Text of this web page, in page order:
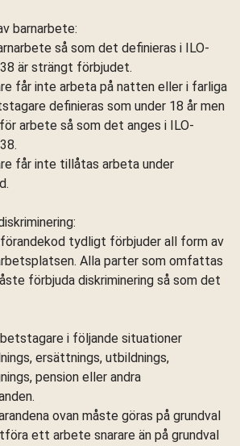
barnarbete:
så som det definieras i ILO-
är strängt förbjudet.
får inte arbeta på natten eller i farliga
definieras som under 18 år men
arbete så som det anges i ILO-
får inte tillåtas arbeta under
tydligt förbjuder all form av
Alla parter som omfattas
förbjuda diskriminering så som det
i följande situationer
ersättnings, utbildnings,
pension eller andra
ovan måste göras på grundval
ett arbete snarare än på grundval